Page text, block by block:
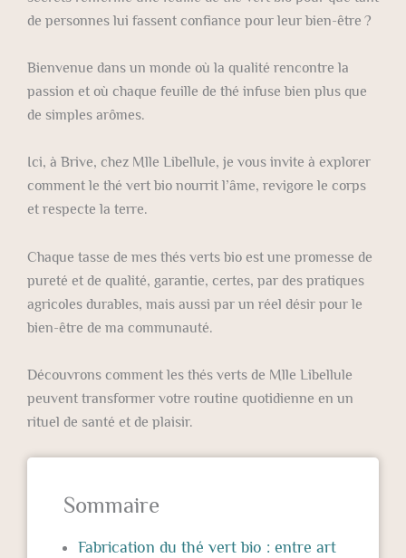
de personnes lui fassent confiance pour leur bien-être ?
Bienvenue dans un monde où la qualité rencontre la
passion et où chaque feuille de thé infuse bien plus que
de simples arômes.
Ici, à Brive, chez Mlle Libellule, je vous invite à explorer
comment le thé vert bio nourrit l’âme, revigore le corps
et respecte la terre.
Chaque tasse de mes thés verts bio est une promesse de
pureté et de qualité, garantie, certes, par des pratiques
agricoles durables, mais aussi par un réel désir pour le
bien-être de ma communauté.
Découvrons comment les thés verts de Mlle Libellule
peuvent transformer votre routine quotidienne en un
rituel de santé et de plaisir.
Sommaire
Fabrication du thé vert bio : entre art